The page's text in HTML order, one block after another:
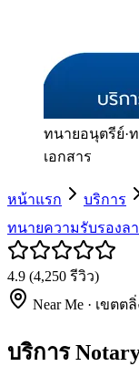
ทนายอนุตรีย์·
เอกสาร
หน้าแรก บริการ
ทนายความรับรองล
4.9 (4,250 รีวิว)
Near Me · เขตต
บริการ